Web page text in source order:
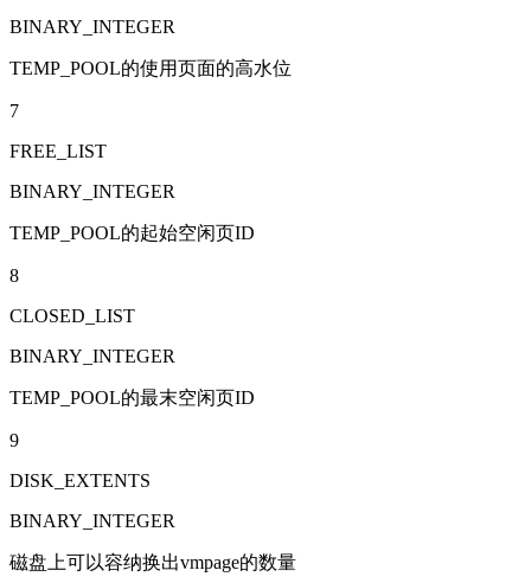
BINARY_INTEGER
TEMP_POOL的使用页面的高水位
7
FREE_LIST
BINARY_INTEGER
TEMP_POOL的起始空闲页ID
8
CLOSED_LIST
BINARY_INTEGER
TEMP_POOL的最末空闲页ID
9
DISK_EXTENTS
BINARY_INTEGER
磁盘上可以容纳换出vmpage的数量